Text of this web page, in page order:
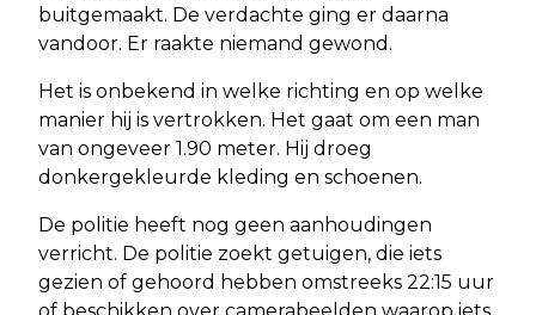
buitgemaakt. De verdachte ging er daarna
vandoor. Er raakte niemand gewond.
Het is onbekend in welke richting en op welke
manier hij is vertrokken. Het gaat om een man
van ongeveer 1.90 meter. Hij droeg
donkergekleurde kleding en schoenen.
De politie heeft nog geen aanhoudingen
verricht. De politie zoekt getuigen, die iets
gezien of gehoord hebben omstreeks 22:15 uur